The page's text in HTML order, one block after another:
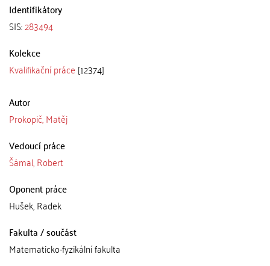
Identifikátory
SIS:283494
Kolekce
Kvalifikační práce [12374]
Autor
Prokopič, Matěj
Vedoucí práce
Šámal, Robert
Oponent práce
Hušek, Radek
Fakulta / součást
Matematicko-fyzikální fakulta